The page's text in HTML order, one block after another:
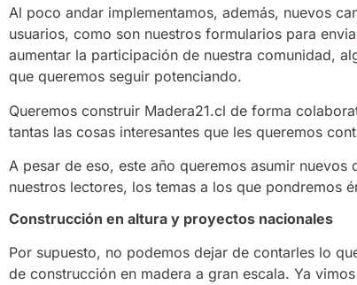
Al poco andar implementamos, además, nuevos
usuarios, como son nuestros formularios para
aumentar la participación de nuestra comunidad,
que queremos seguir potenciando.
Queremos construir Madera21.cl de forma
tantas las cosas interesantes que les queremos
A pesar de eso, este año queremos asumir
nuestros lectores, los temas a los que pondremos
Construcción en altura y proyectos nacionales
Por supuesto, no podemos dejar de contarles lo
de construcción en madera a gran escala. Ya